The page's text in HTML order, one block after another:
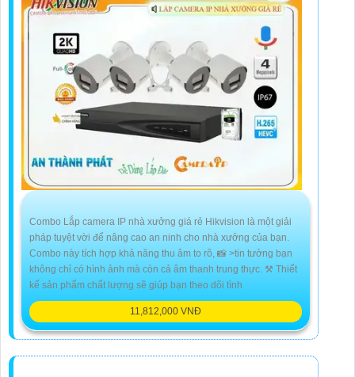
Combo Lắp camera IP nhà xưởng giá rẻ Hikvision là một giải
pháp tuyệt vời để nâng cao an ninh cho nhà xưởng của bạn.
Combo này tích hợp khả năng thu âm to rõ, 📸 >tin tưởng bạn
không chỉ có hình ảnh mà còn cả âm thanh trung thực. ⚒ Thiết
kế sản phẩm chất lượng sẽ giúp bạn theo dõi tình
11,812,000 VNĐ